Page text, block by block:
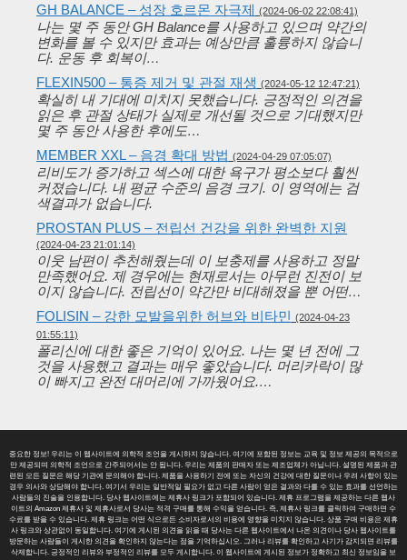
GH BALANCE – 성장 호르몬 자극제 (2024-06-02 22:08:41)
나는 몇 주 동안 GH Balance를 사용하고 있으며 약간의
변화를 볼 수 있지만 효과는 예상만큼 훌륭하지 않습니
다. 운동 후 회복이…
FLEXIN500 – 통증 제거 및 관절 재생 (2024-05-12 12:47:21)
확실히 내 기대에 미치지 못했습니다. 긍정적인 의견을
읽은 후 관절 상태가 실제로 개선될 것으로 기대했지만
몇 주 동안 사용한 후에도…
MEMBER XXL – 음경 확대 방법 (2024-04-29 07:05:07)
리비도가 증가하고 섹스에 대한 욕구가 평소보다 훨씬
커졌습니다. 내 평균 수준의 음경 크기. 이 영역에는 검
색결과가 없습니다.
PROSTAN PLUS – 전립선 건강을 위한 완벽한 지원
(2024-04-23 21:01:14)
이웃 남편이 추천해줬는데 이 보충제를 사용하고 정말
만족했어요. 제 경우에는 현재로서는 아무런 진전이 보
이지 않습니다. 전립선이 약간만 비대해졌을 뿐 어떤…
FOLISIN – 강한 모발을위한 허브와 비타민 (2024-04-23
01:55:11)
폴리신에 대한 좋은 기억이 있어요. 나는 몇 년 전에 그
것을 사용했고 결과는 매우 좋았습니다. 머리카락이 많
이 빠지고 완전 대머리에 가까웠어요.…
중요한 정보! 우리는 이 웹사이트에 의학적 조언을 게시하지 않습니다. 여기에 포함된 정보는 교육 및 정보 제공의 목적으로
만 제공되며 의학적 조언으로 간주되어서는 안 됩니다. 우리는 제품의 판매자 또는 제조업체가 아닙니다. 설명된 제품과 관
련된 모든 질문은 해당 기관에 문의해야 합니다. 제품을 사용하기 전에 또는 자신의 건강에 대한 질문이나 우려 사항이 있는
경우 의사와 상담해야 합니다. 여기서 우리는 일반적일 필요가 없고 다른 사람이 얻은 결과와 다를 수 있는 효과를 선언하는
사람들의 진술을 인용합니다. 당사 웹사이트에는 제휴사 링크가 포함되어 있습니다. 제휴 프로그램을 제공하는 다른 웹사
이트의 Amazon 제휴사 및 제휴사로서 당사는 적격 구매를 통해 수익을 얻습니다. 즉, 제휴사 링크를 클릭하여 구매하면 수
수료를 받을 수 있습니다. 제휴 링크는 어떤 식으로든 소비자로서의 비용에 영향을 미치지 않습니다. 상품 구매 비용은 제휴
사 링크와 상관없이 동일합니다. 여기에 게시된 의견을 읽을 때 당사는 다른 웹사이트에서 나온 의견이나 당사 웹사이트를
방문하는 사람들이 게시한 의견을 확인하지 않는다는 점을 기억하십시오. 그러나 리뷰를 확인하고 사기가 감지되면 리뷰를
삭제합니다. 긍정적인 리뷰와 부정적인 리뷰를 모두 게시합니다. 이 웹사이트에 게시된 정보가 정확하고 최신 정보임을 보